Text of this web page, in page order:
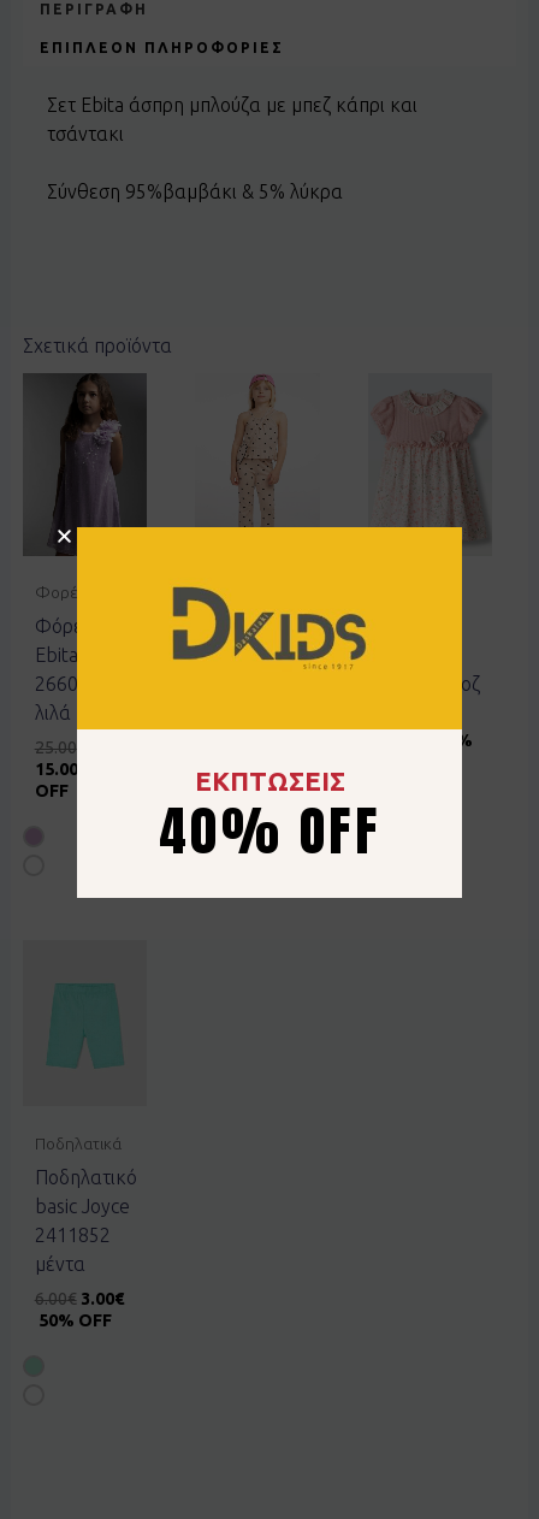
ΠΕΡΙΓΡΑΦΉ
ΕΠΙΠΛΈΟΝ ΠΛΗΡΟΦΟΡΊΕΣ
Σετ Ebita άσπρη μπλούζα με μπεζ κάπρι και
τσάντακι
Σύνθεση 95%βαμβάκι & 5% λύκρα
Σχετικά προϊόντα
Φορέματα
Φόρεμα
Ebita
266001
λιλά
25.00€
15.00
OFF
Παντελόνια
Σετ EBITA
266273
266504 ροζ
40%
Ποδηλατικά
Ποδηλατικό
basic Joyce
2411852
μέντα
6.00€ 3.00€
50% OFF
ΕΚΠΤΩΣΕΙΣ
40% OFF